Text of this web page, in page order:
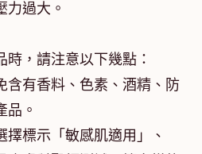
力過大。
，請注意以下幾點：
含有香料、色素、酒精、防
品。
擇標示「敏感肌適用」、